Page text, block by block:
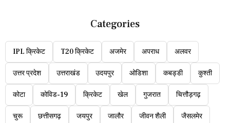
Categories
IPL क्रिकेट T20 क्रिकेट अजमेर अपराध अलवर
उत्तर प्रदेश उत्तराखंड उदयपुर ओडिशा कबड्डी कुश्ती
कोटा कोविड-19 क्रिकेट खेल गुजरात चित्तौड़गढ़
चुरू छत्तीसगढ़ जयपुर जालौर जीवन शैली जैसलमेर